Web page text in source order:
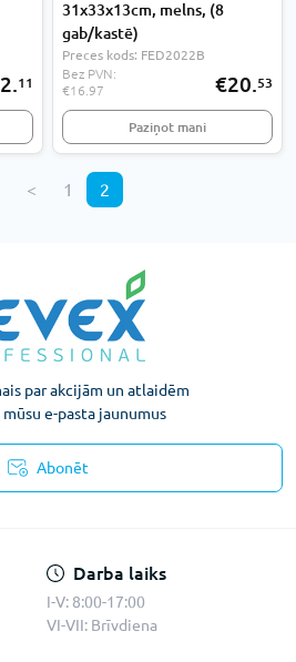
11
31x33x13cm, melns, (8
gab/kastē)
Preces kods: FED2022B
Bez PVN:
€16.97
€20.53
Paziņot mani
< 1 2
par akcijām un atlaidēm
e-pasta jaunumus
Abonēt
Darba laiks
I-V: 8:00-17:00
VI-VII: Brīvdiena